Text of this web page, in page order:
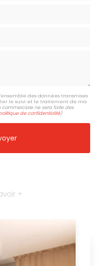
des données transmises
le suivi et le traitement de ma
commerciale ne sera faite des
de confidentialité)
+